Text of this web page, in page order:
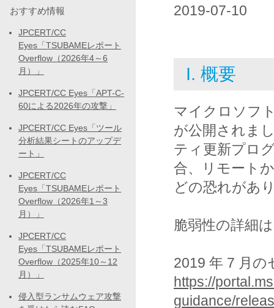
2019-07-10
I. 概要
マイクロソフ
が公開されま
ティ更新プロ
合、リモート
どの恐れがあ
脆弱性の詳細
2019 年 7 月
https://
guidance/
おすすめ情報
JPCERT/CC
Eyes「TSUBAMEレポート
Overflow（2026年4～6
月）」
JPCERT/CC Eyes「APT-C-
60による2026年の攻撃」
JPCERT/CC Eyes「ツール
分析結果シートのアップデ
ート」
JPCERT/CC
Eyes「TSUBAMEレポート
Overflow（2026年1～3
月）」
JPCERT/CC
Eyes「TSUBAMEレポート
Overflow（2025年10～12
月）」
侵入型ランサムウェア攻撃